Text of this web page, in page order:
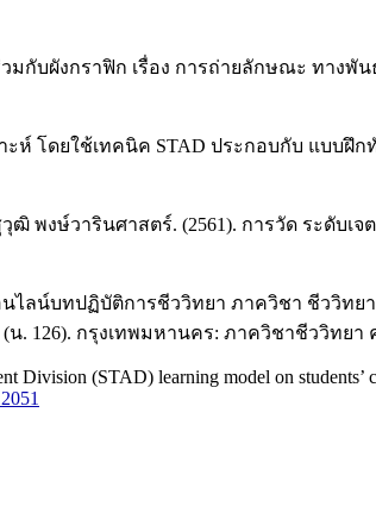
มกับผังกราฟิก เรื่อง การถ่ายลักษณะ ทา
ะห์ โดยใช้เทคนิค STAD ประกอบกับ แบ
งษ์วารินศาสตร์. (2561). การวัด ระดับเ
นไลน์บทปฏิบัติการชีววิทยา ภาควิชา ชีววิ
. 126). กรุงเทพมหานคร: ภาควิชาชีววิทย
Division (STAD) learning model on